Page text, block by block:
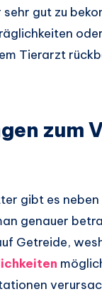
gut zu
Tierarzt
zum
gibt es
genauer
Getreide,